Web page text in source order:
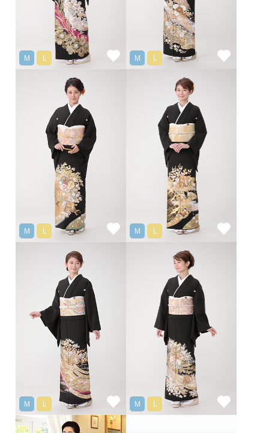
M L M L
M L M L
M L M L